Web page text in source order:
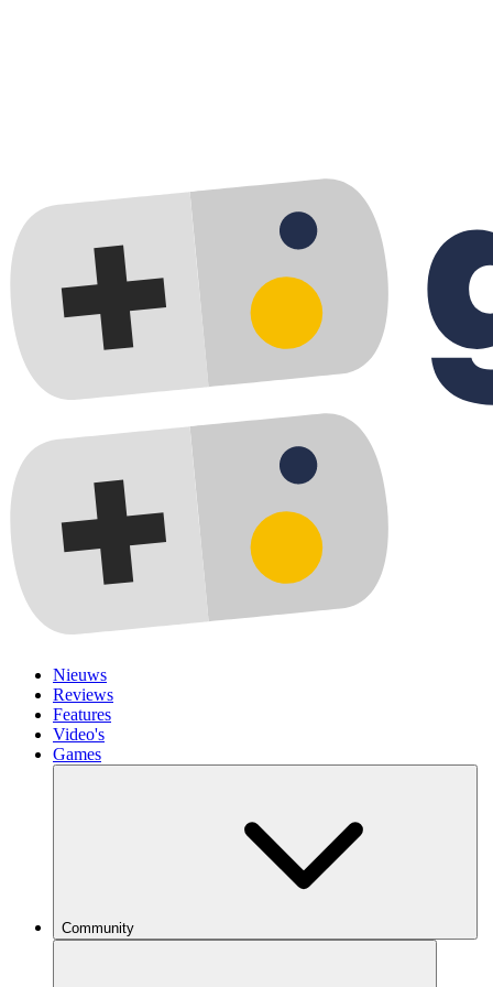
Nieuws
Reviews
Features
Video's
Games
Community